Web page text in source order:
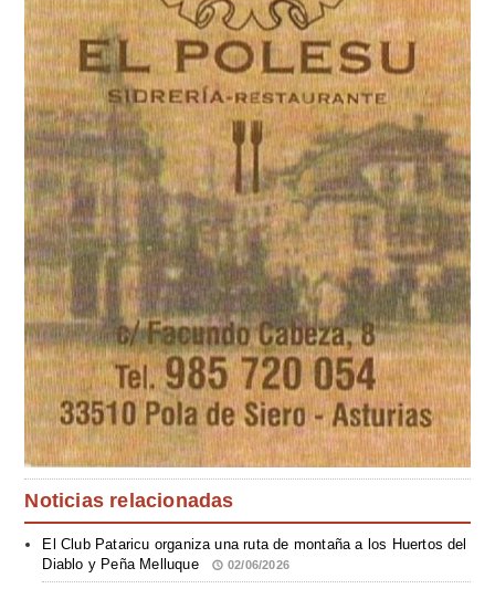
Noticias relacionadas
El Club Pataricu organiza una ruta de montaña a los Huertos del
Diablo y Peña Melluque
02/06/2026